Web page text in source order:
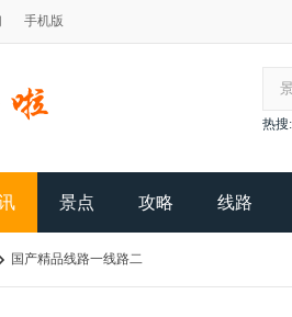
手机版
热搜:
景点 攻略 线路
国产精品线路一线路二